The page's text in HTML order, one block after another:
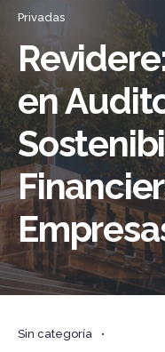
Privadas
en
Sin categoría •